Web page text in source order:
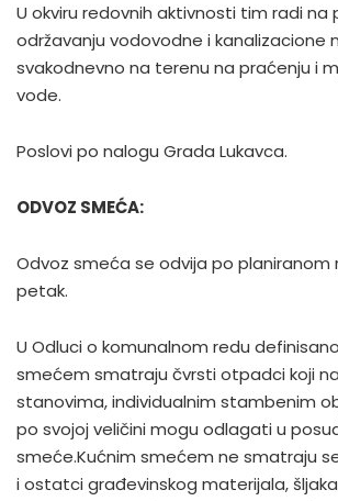
U okviru redovnih aktivnosti tim radi na
održavanju vodovodne i kanalizacione
svakodnevno na terenu na praćenju i
vode.
Poslovi po nalogu Grada Lukavca.
ODVOZ SMEĆA:
Odvoz smeća se odvija po planiranom
petak.
U Odluci o komunalnom redu
smećem smatraju čvrsti otpadci koji
stanovima, individualnim stambenim
po svojoj veličini mogu odlagati u
smeće.Kućnim smećem ne smatraju
i ostatci građevinskog materijala,